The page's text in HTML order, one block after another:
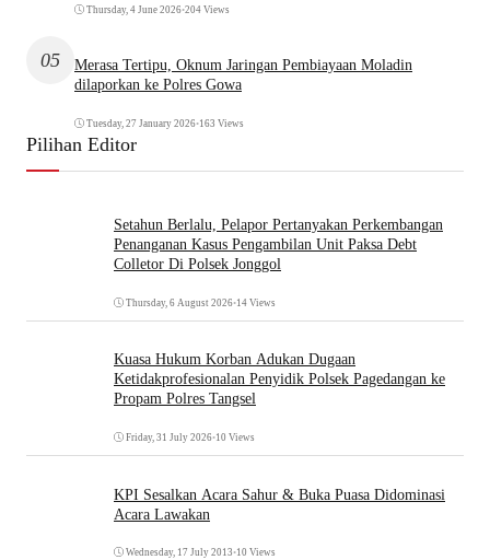
Thursday, 4 June 2026•204 Views
05
Merasa Tertipu, Oknum Jaringan Pembiayaan Moladin
dilaporkan ke Polres Gowa
Tuesday, 27 January 2026•163 Views
Pilihan Editor
Setahun Berlalu, Pelapor Pertanyakan Perkembangan
Penanganan Kasus Pengambilan Unit Paksa Debt
Colletor Di Polsek Jonggol
Thursday, 6 August 2026•14 Views
Kuasa Hukum Korban Adukan Dugaan
Ketidakprofesionalan Penyidik Polsek Pagedangan ke
Propam Polres Tangsel
Friday, 31 July 2026•10 Views
KPI Sesalkan Acara Sahur & Buka Puasa Didominasi
Acara Lawakan
Wednesday, 17 July 2013 •10 Views